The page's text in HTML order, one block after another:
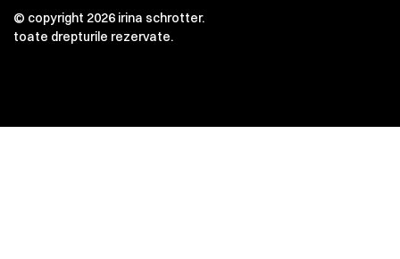
© copyright 2026 irina schrotter.
toate drepturile rezervate.